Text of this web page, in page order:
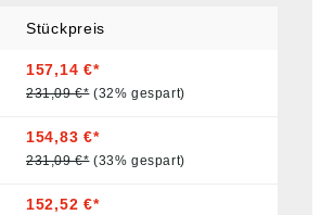
Stückpreis
157,14 €*
231,09 €* (32% gespart)
154,83 €*
231,09 €* (33% gespart)
152,52 €*